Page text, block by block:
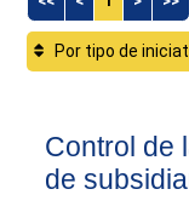
Por tipo de
Control de
de